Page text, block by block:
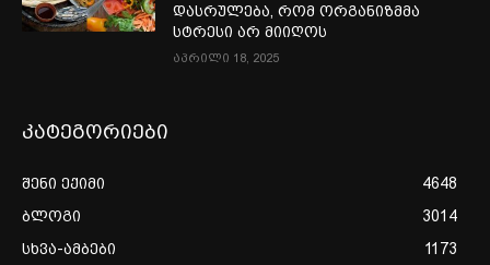
დასრულება, რომ ორგანიზმმა
სტრესი არ მიიღოს
აპრილი 18, 2025
კატეგორიები
შენი ექიმი
4648
ბლოგი
3014
სხვა-ამბები
1173